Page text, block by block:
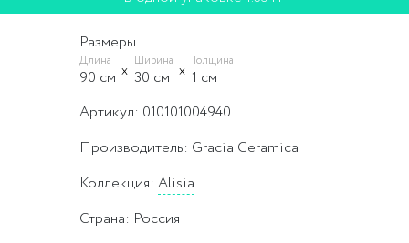
Размеры
Длина
90 cм
Ширина
30 cм
Толщина
1 cм
Артикул: 010101004940
Производитель: Gracia Ceramica
Коллекция: Alisia
Страна: Россия